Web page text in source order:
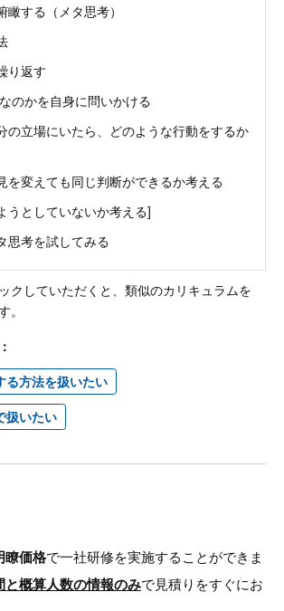
瞰する（メタ思考）
り返す
のかを自身に問いかける
の立場にいたら、どのような行動をするか
を変えても同じ判断ができるか考える
うとしていないか考える]
思考を試してみる
クしていただくと、類似のカリキュラムを
る方法を扱いたい
扱いたい
瞭価格で一社研修を実施することができま
と概算人数の情報のみで見積りをすぐにお